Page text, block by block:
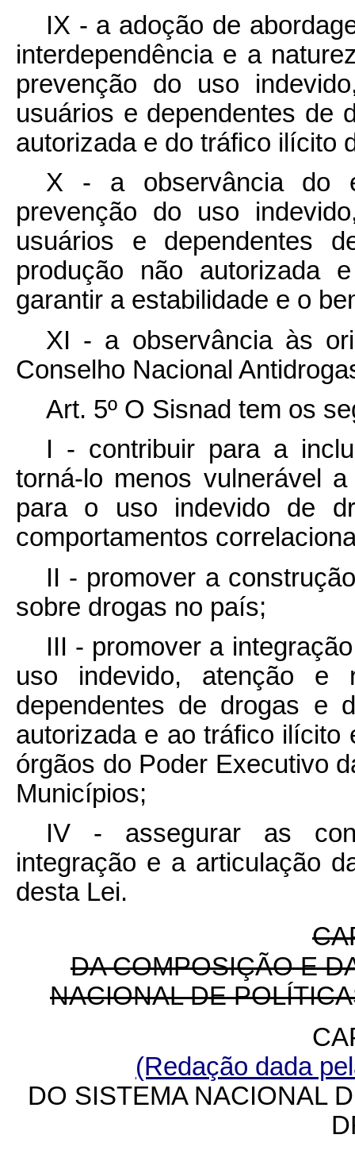
IX - a adoção de
interdependência e a
prevenção do uso
usuários e dependentes de
autorizada e do tráfico ilícito
X - a observância do
prevenção do uso
usuários e dependentes
produção não autorizada
garantir a estabilidade e o
XI - a observância às
Conselho Nacional
Art. 5º O Sisnad tem os
I - contribuir para a
torná-lo menos vulnerável
para o uso indevido de
comportamentos
II - promover a
sobre drogas no país;
III - promover a
uso indevido, atenção e
dependentes de drogas e
autorizada e ao tráfico
órgãos do Poder Executivo
Municípios;
IV - assegurar as
integração e a articulação
desta Lei.
DA COMPOSIÇÃO E
NACIONAL DE
(Redação dada
DO SISTEMA NACIONAL